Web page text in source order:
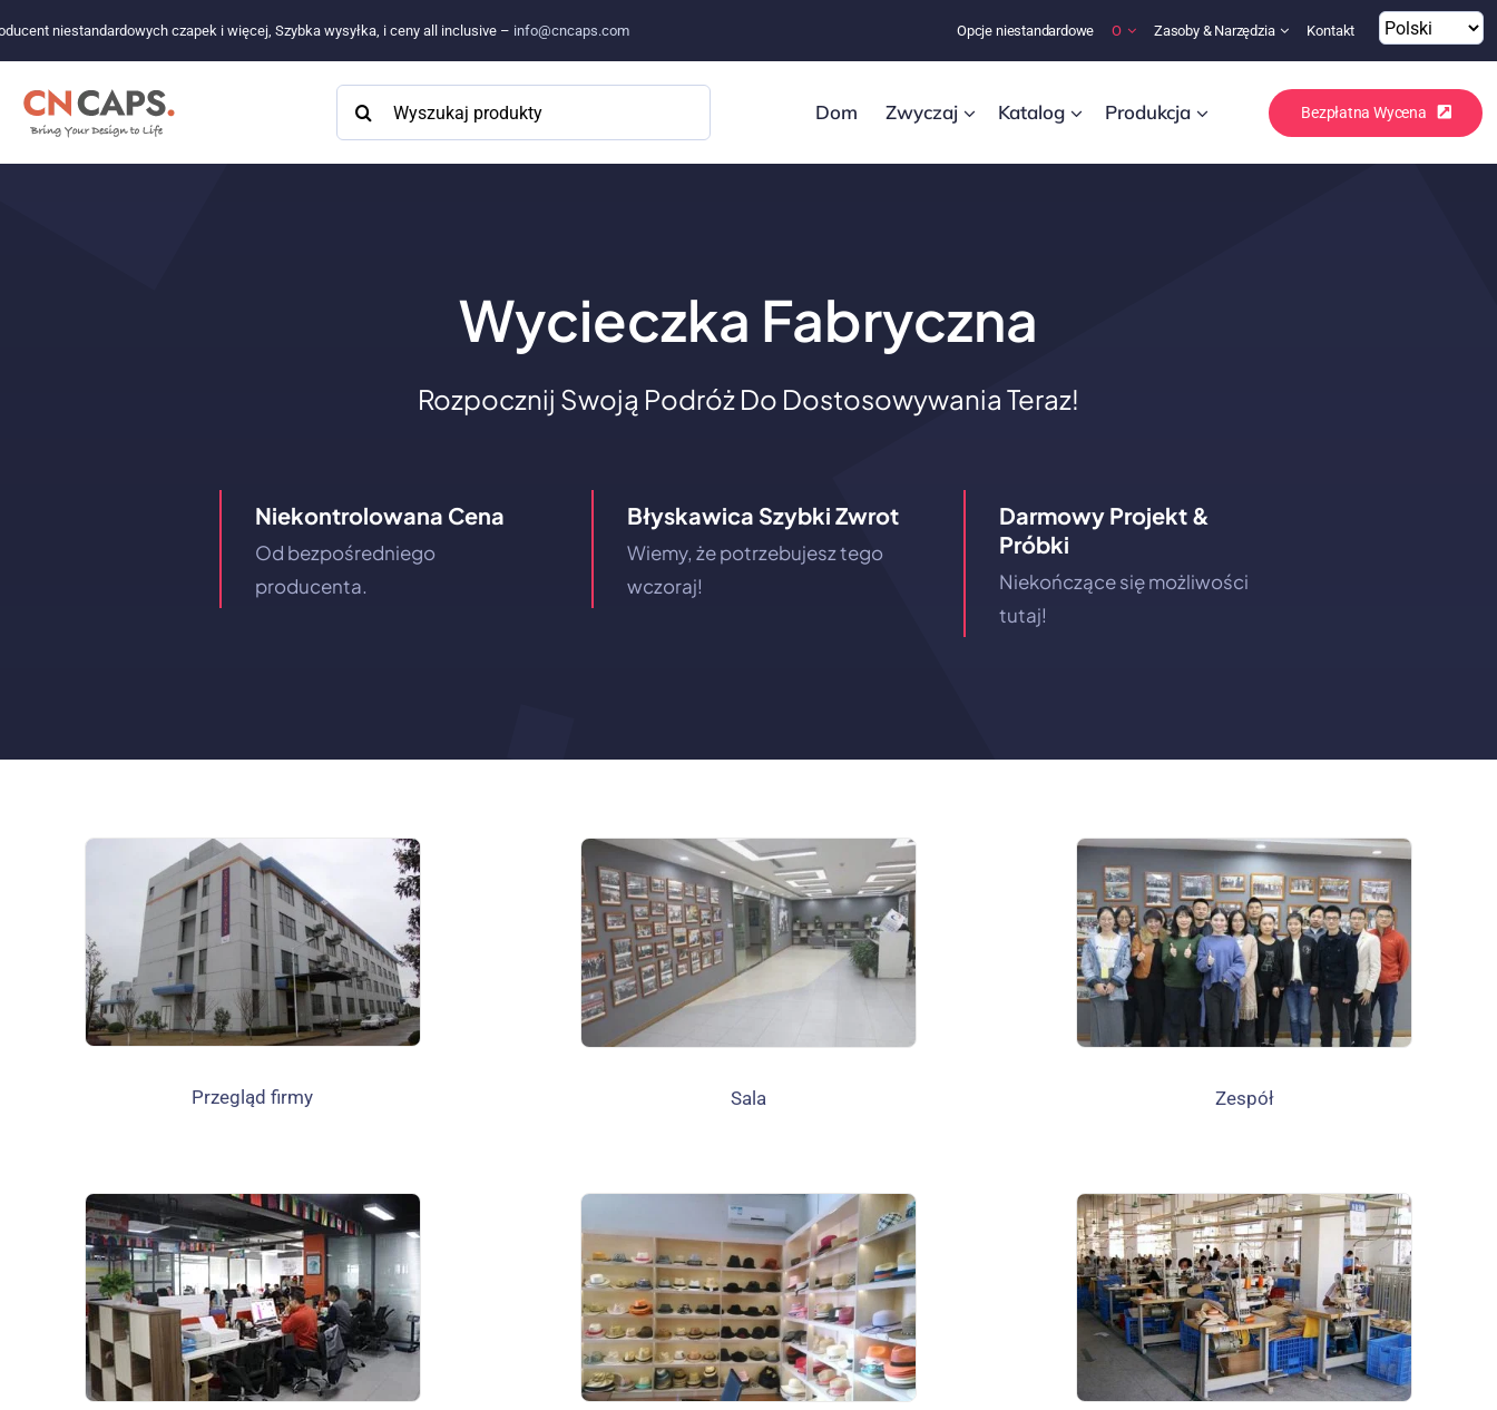
niestandardowych czapek i więcej, Szybka wysyłka, i ceny all inclusive – info@cncaps.com Opcje niestandardowe O Zasoby & Narzędzia Kontakt
Szukaj: Dom Zwyczaj Katalog Produkcja Bezpłatna Wycena
Wycieczka Fabryczna
Rozpocznij Swoją Podróż Do Dostosowywania Teraz!
Niekontrolowana Cena
Od bezpośredniego
producenta.
Błyskawica Szybki Zwrot
Wiemy, że potrzebujesz tego
wczoraj!
Darmowy Projekt &
Próbki
Niekończące się możliwości
tutaj!
Przegląd firmy Sala Zespół